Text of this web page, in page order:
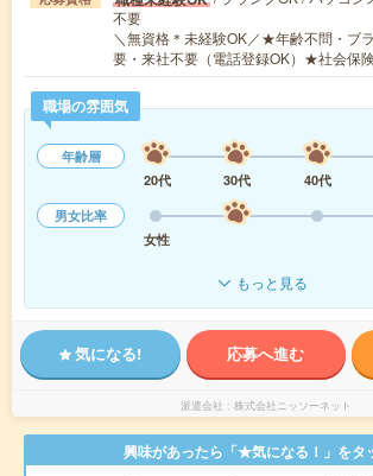
不要
＼無資格＊未経験OK／★年齢不問・ブ
要・来社不要（電話登録OK）★社会保
職場の雰囲気
年齢層
20代
30代 40代
男女比率
女性
もっと見る
気になる! 応募へ進む
派遣会社 株式会社ニッソーネット
興味があったら「★気になる！」をタ